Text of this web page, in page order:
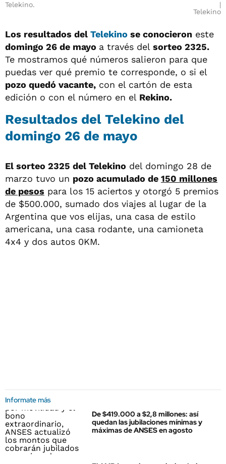
Telekino.
Telekino
Los resultados del Telekino se conocieron este
domingo 26 de mayo a través del sorteo 2325.
Te mostramos qué números salieron para que
puedas ver qué premio te corresponde, o si el
pozo quedó vacante, con el cartón de esta
edición o con el número en el Rekino.
Resultados del Telekino del
domingo 26 de mayo
El sorteo 2325 del Telekino del domingo 28 de
marzo tuvo un pozo acumulado de 150 millones
de pesos para los 15 aciertos y otorgó 5 premios
de $500.000, sumado dos viajes al lugar de la
Argentina que vos elijas, una casa de estilo
americana, una casa rodante, una camioneta
4x4 y dos autos 0KM.
Informate más
De $419.000 a $2,8 millones: así
quedan las jubilaciones mínimas y
máximas de ANSES en agosto